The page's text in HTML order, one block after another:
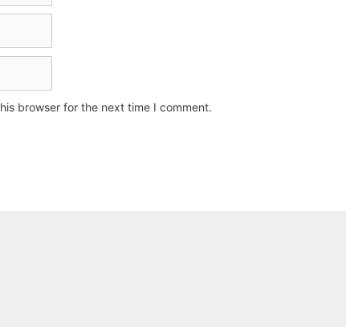
browser for the next time I comment.